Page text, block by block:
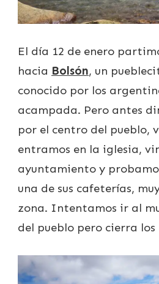
El día 12 de enero
hacia Bolsón, un
conocido por los
acampada. Pero antes
por el centro del pueblo,
entramos en la iglesia,
ayuntamiento y
una de sus cafeterías,
zona. Intentamos ir al
del pueblo pero cierra